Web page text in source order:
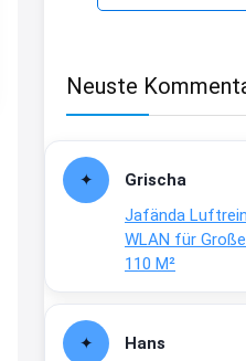
Neuste
Grischa
Jafända
WLAN für
110 M²
Hans
29.07
↩
Joachim
Ab diesem
Fielmann-